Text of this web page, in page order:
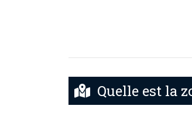
Quelle est la